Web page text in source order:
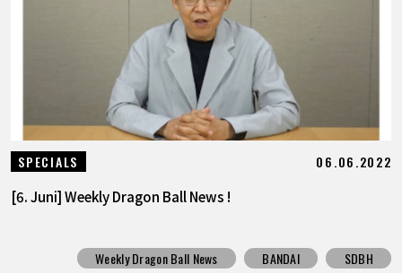
SPECIALS 06.06.2022
[6. Juni] Weekly Dragon Ball News !
Weekly Dragon Ball News BANDAI
SDBH